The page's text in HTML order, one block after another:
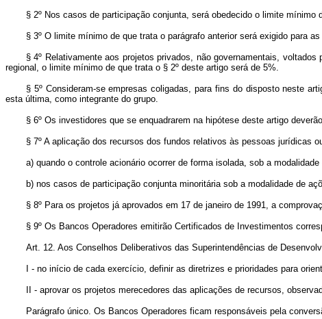
§ 2º Nos casos de participação conjunta, será obedecido o limite
§ 3º O limite mínimo de que trata o parágrafo anterior será exigido para
§ 4º Relativamente aos projetos privados, não governamentais,
regional, o limite mínimo de que trata o § 2º deste artigo será de 5%.
§ 5º Consideram-se empresas coligadas, para fins do disposto neste
esta última, como integrante do grupo.
§ 6º Os investidores que se enquadrarem na hipótese deste artigo
§ 7º A aplicação dos recursos dos fundos relativos às pessoas jurídicas
a) quando o controle acionário ocorrer de forma isolada, sob a
b) nos casos de participação conjunta minoritária sob a modalidade de
§ 8º Para os projetos já aprovados em 17 de janeiro de 1991, a
§ 9º Os Bancos Operadores emitirão Certificados de Investimentos
Art. 12. Aos Conselhos Deliberativos das Superintendências de
I - no início de cada exercício, definir as diretrizes e prioridades para
II - aprovar os projetos merecedores das aplicações de recursos,
Parágrafo único. Os Bancos Operadores ficam responsáveis pela